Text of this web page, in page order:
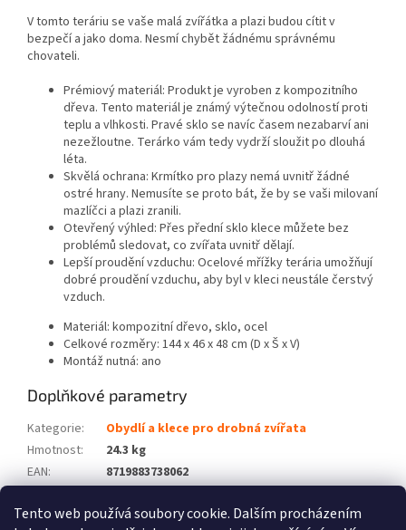
Tento web používá soubory cookie. Dalším procházením
V tomto teráriu se vaše malá zvířátka a plazi budou cítit v
bezpečí a jako doma. Nesmí chybět žádnému správnému
chovateli.
Prémiový materiál: Produkt je vyroben z kompozitního
dřeva. Tento materiál je známý výtečnou odolností proti
teplu a vlhkosti. Pravé sklo se navíc časem nezabarví ani
nezežloutne. Terárko vám tedy vydrží sloužit po dlouhá
léta.
Skvělá ochrana: Krmítko pro plazy nemá uvnitř žádné
ostré hrany. Nemusíte se proto bát, že by se vaši milovaní
mazlíčci a plazi zranili.
Otevřený výhled: Přes přední sklo klece můžete bez
problémů sledovat, co zvířata uvnitř dělají.
Lepší proudění vzduchu: Ocelové mřížky terária umožňují
dobré proudění vzduchu, aby byl v kleci neustále čerstvý
vzduch.
Materiál: kompozitní dřevo, sklo, ocel
Celkové rozměry: 144 x 46 x 48 cm (D x Š x V)
Montáž nutná: ano
Doplňkové parametry
Kategorie:
Obydlí a klece pro drobná zvířata
Hmotnost:
24.3 kg
EAN:
8719883738062
Počet balíků: 1